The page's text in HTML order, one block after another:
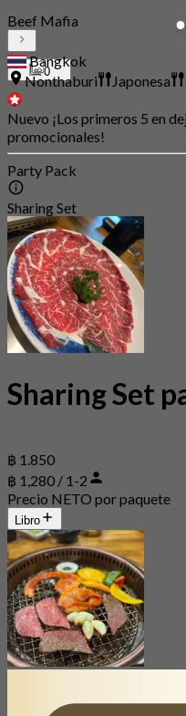
0
Beef Mafia
Bangkok
Nonthaburi
Japonesa
Nuevo ¡Los primeros 5 en
promocionales!
Party Pack
Sharing Set
Sharing Set
฿ 1.850
฿ 1,280 / 1-2
Precio NETO por paquete
Libro